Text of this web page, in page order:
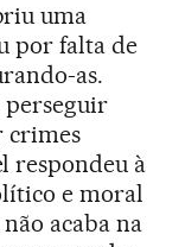
uma
por falta de
as.
perseguir
crimes
respondeu à
e moral
acaba na